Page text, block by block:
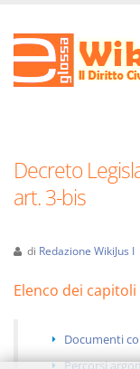
Decreto
art. 3-bis
di Redazione WikiJus I
Elenco dei capitoli
Documenti
Percorsi